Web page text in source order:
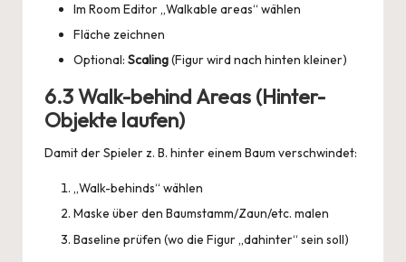
Im Room Editor „Walkable areas“ wählen
Fläche zeichnen
Optional: Scaling(Figur wird nach hinten kleiner)
6.3 Walk-behind Areas (Hinter-
Objekte laufen)
Damit der Spieler z. B. hinter einem Baum verschwindet:
„Walk-behinds“ wählen
Maske über den Baumstamm/Zaun/etc. malen
Baseline prüfen (wo die Figur „dahinter“ sein soll)